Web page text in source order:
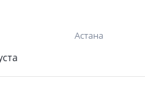
Астана